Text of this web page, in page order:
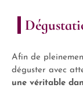
Afin de
déguster avec
une véritable